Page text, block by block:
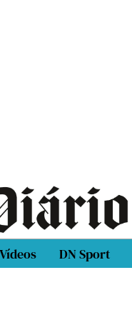
Vídeos DN Sport